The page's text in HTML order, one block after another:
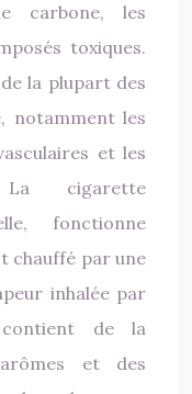
carbone, les
toxiques.
la plupart des
notamment les
et les
La cigarette
fonctionne
chauffé par une
inhalée par
contient de la
et des